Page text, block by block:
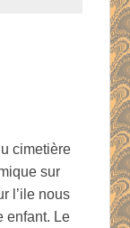
cimetière
sur
l’ile nous
enfant. Le